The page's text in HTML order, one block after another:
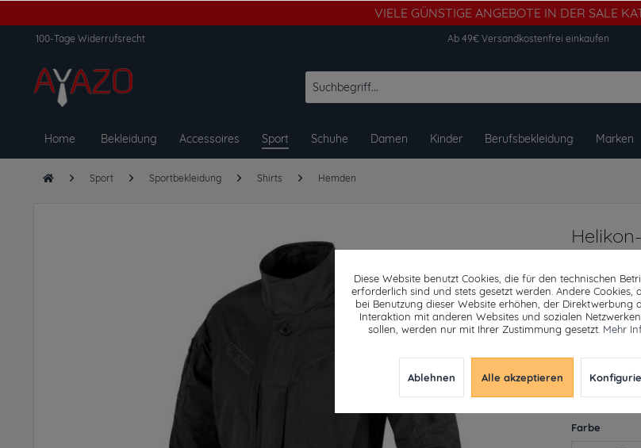
VIELE GÜNSTIGE ANGEBOTE IN DER SALE
100-Tage Widerrufsrecht Ab 49€ Versandkostenfrei einkaufen
Home Bekleidung Accessoires Sport Schuhe Damen Kinder Berufsbekleidung Marken
Sport Sportbekleidung Shirts Hemden
27,29
inkl. MwSt.ab
Derzeit
Farbe
Diese Website benutzt Cookies, die für den technischen
erforderlich sind und stets gesetzt werden. Andere Cookies,
bei Benutzung dieser Website erhöhen, der Direktwerbung
Interaktion mit anderen Websites und sozialen
sollen, werden nur mit Ihrer Zustimmung gesetzt. Mehr
Ablehnen Alle akzeptieren